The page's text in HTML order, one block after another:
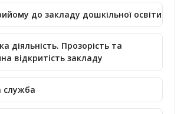
до закладу дошкільної освіти
діяльність. Прозорість та
відкритість закладу
служба